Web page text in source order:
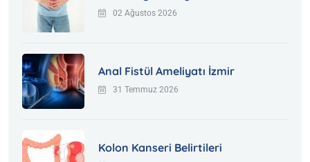
02 Ağustos 2026
Anal Fistül Ameliyatı İzmir
31 Temmuz 2026
Kolon Kanseri Belirtileri